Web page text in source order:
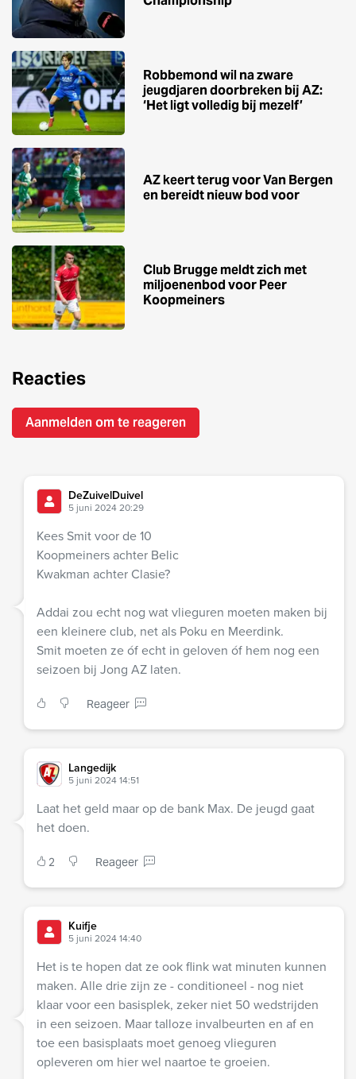
Robbemond wil na zware
jeugdjaren doorbreken bij AZ:
‘Het ligt volledig bij mezelf’
AZ keert terug voor Van Bergen
en bereidt nieuw bod voor
Club Brugge meldt zich met
miljoenenbod voor Peer
Koopmeiners
Reacties
Aanmelden om te reageren
DeZuivelDuivel
5 juni 2024 20:29
Kees Smit voor de 10
Koopmeiners achter Belic
Kwakman achter Clasie?
Addai zou echt nog wat vlieguren moeten maken bij
een kleinere club, net als Poku en Meerdink.
Smit moeten ze óf echt in geloven óf hem nog een
seizoen bij Jong AZ laten.
Reageer
Langedijk
5 juni 2024 14:51
Laat het geld maar op de bank Max. De jeugd gaat
het doen.
2 Reageer
Kuifje
5 juni 2024 14:40
Het is te hopen dat ze ook flink wat minuten kunnen
maken. Alle drie zijn ze - conditioneel - nog niet
klaar voor een basisplek, zeker niet 50 wedstrijden
in een seizoen. Maar talloze invalbeurten en af en
toe een basisplaats moet genoeg vlieguren
opleveren om hier wel naartoe te groeien.